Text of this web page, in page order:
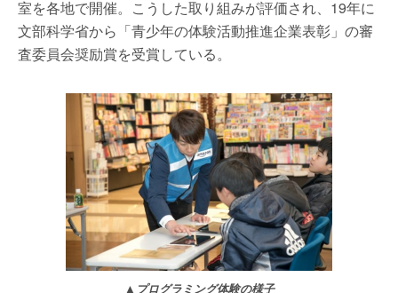
室を各地で開催。こうした取り組みが評価され、19年に
文部科学省から「青少年の体験活動推進企業表彰」の審
査委員会奨励賞を受賞している。
▲プログラミング体験の様子